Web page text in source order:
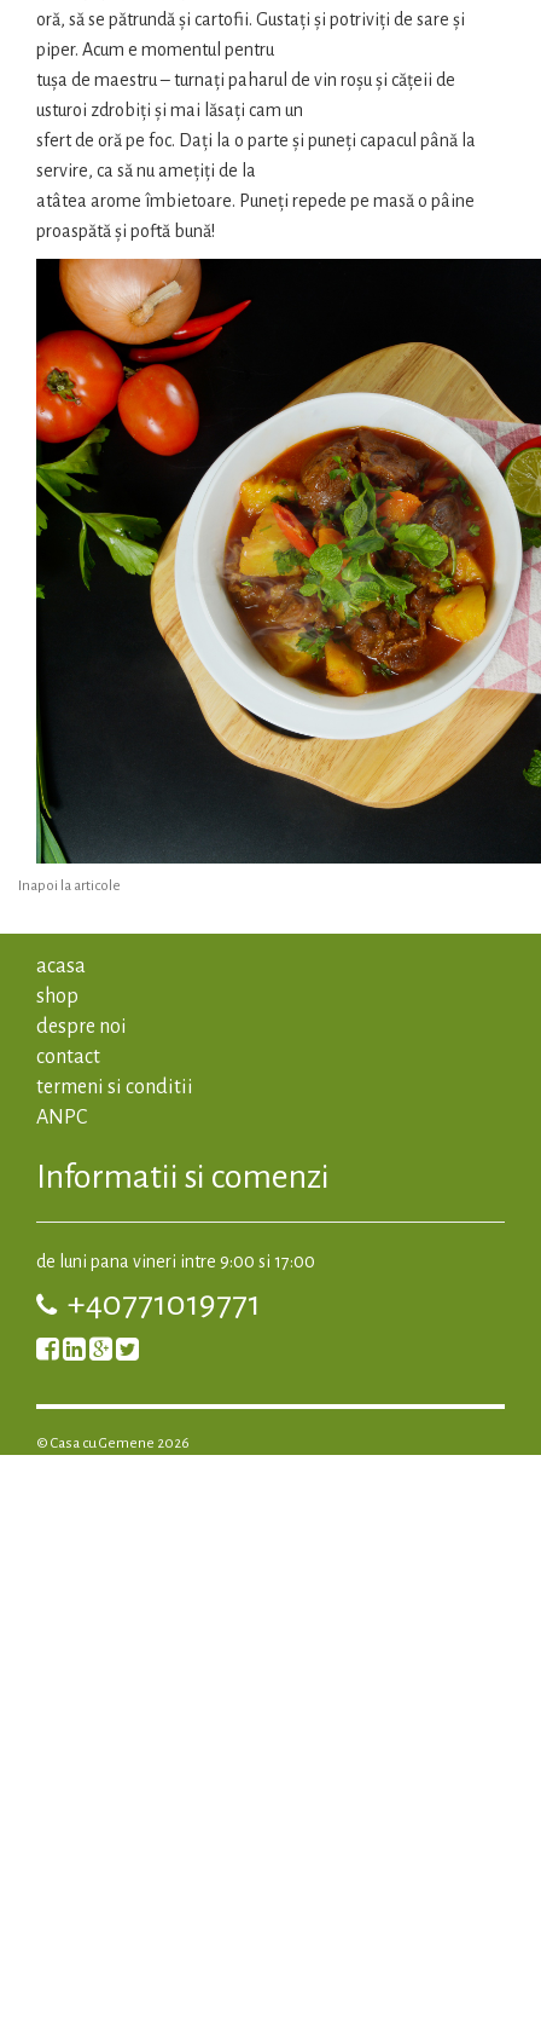
oră, să se pătrundă și cartofii. Gustați și potriviți de sare și
piper. Acum e momentul pentru
tușa de maestru – turnați paharul de vin roșu și cățeii de
usturoi zdrobiți și mai lăsați cam un
sfert de oră pe foc. Dați la o parte și puneți capacul până la
servire, ca să nu amețiți de la
atâtea arome îmbietoare. Puneți repede pe masă o pâine
proaspătă și poftă bună!
Inapoi la articole
acasa
shop
despre noi
contact
termeni si conditii
ANPC
Informatii si comenzi
de luni pana vineri intre 9:00 si 17:00
+40771019771
© Casa cu Gemene 2026